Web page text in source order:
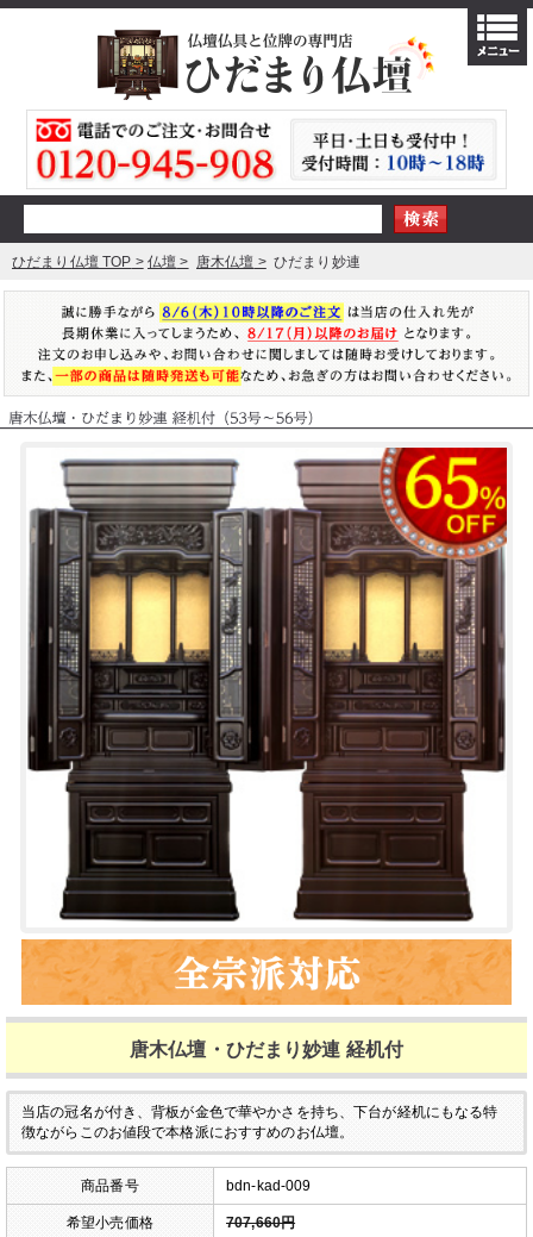
唐木仏壇・ひだまり妙連 経机付
当店の冠名が付き、背板が金色で華やかさを持ち、下台が経机にもなる特
徴ながらこのお値段で本格派におすすめのお仏壇。
商品番号 bdn-kad-009
希望小売価格 707,660円
ひだまり仏壇 TOP 仏壇 唐木仏壇 ひだまり妙連